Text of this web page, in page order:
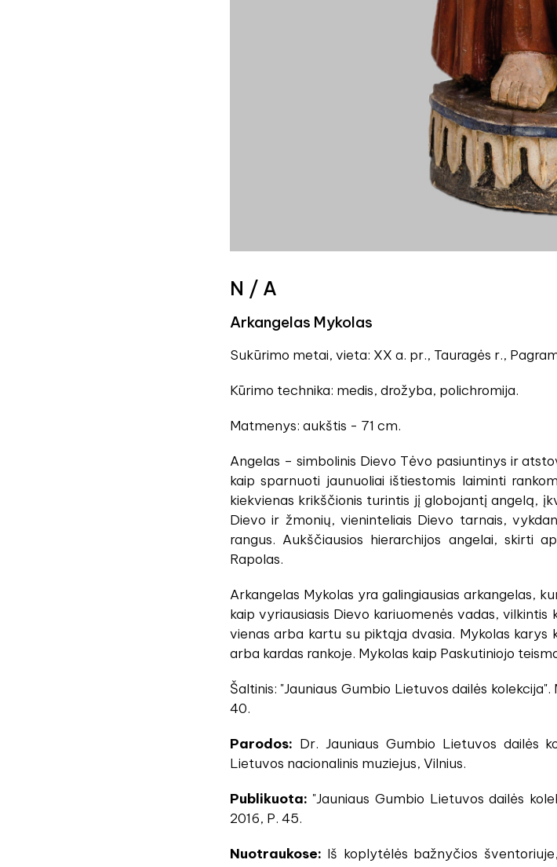
N / A
Arkangelas Mykolas
Sukūrimo metai, vieta: XX a. pr., Tauragės r.,
Kūrimo technika: medis, drožyba, polichromija.
Matmenys: aukštis - 71 cm.
Angelas – simbolinis Dievo Tėvo pasiuntinys ir
kaip sparnuoti jaunuoliai ištiestomis laiminti
kiekvienas krikščionis turintis jį globojantį angelą,
Dievo ir žmonių, vieninteliais Dievo tarnais,
rangus. Aukščiausios hierarchijos angelai, skirti
Rapolas.
Arkangelas Mykolas yra galingiausias arkangelas,
kaip vyriausiasis Dievo kariuomenės vadas,
vienas arba kartu su piktąja dvasia. Mykolas
arba kardas rankoje. Mykolas kaip Paskutiniojo
Šaltinis: "Jauniaus Gumbio Lietuvos dailės
40.
Parodos: Dr. Jauniaus Gumbio Lietuvos dailės
Lietuvos nacionalinis muziejus, Vilnius.
Publikuota: "Jauniaus Gumbio Lietuvos dailės
2016, P. 45.
Nuotraukose: Iš koplytėlės bažnyčios